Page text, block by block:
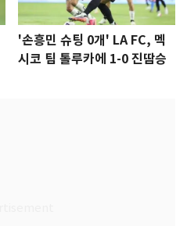
'손흥민 슈팅 0개' LA FC, 멕
시코 팀 톨루카에 1-0 진땀승